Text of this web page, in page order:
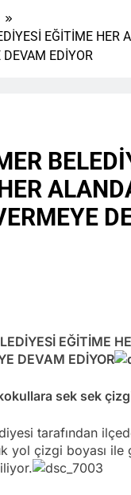
EĞİTİME HER
EDİYOR
EĞİTİME
DEVAM EDİYOR
sek sek
tarafından
yol çizgi boyası ile